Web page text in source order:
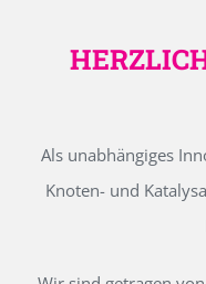
Als unabhängiges
Knoten- und